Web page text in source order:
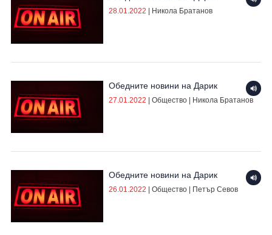
28.01.2022 Никола Братанов
Обедните новини на Дарик
27.01.2022 Общество| Никола Братанов
Обедните новини на Дарик
26.01.2022 Общество| Петър Севов